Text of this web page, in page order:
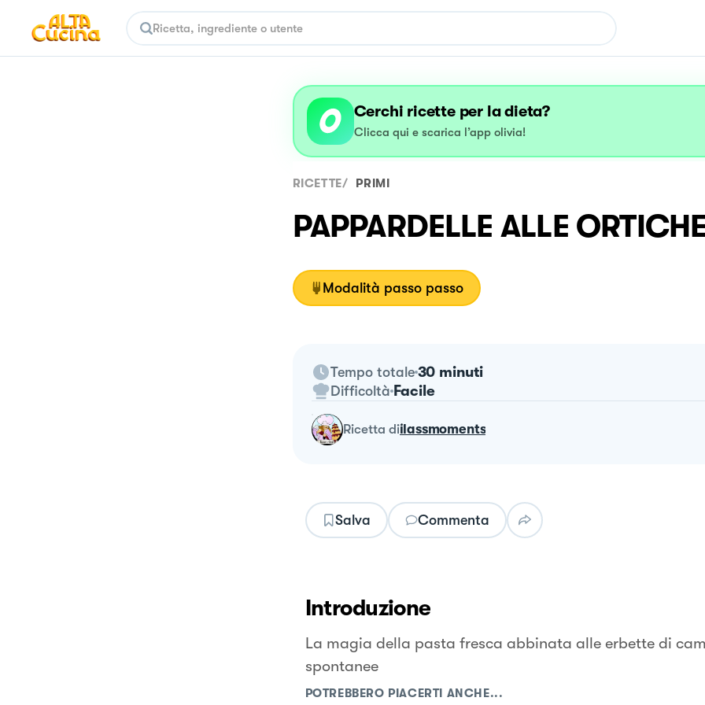
Cerchi ricette per la dieta?
Clicca qui e scarica l’app olivia!
RICETTE/ PRIMI
PAPPARDELLE ALLE
Modalità passo passo
Tempo totale 30 minuti
Difficoltà Facile
ricetta diilassmoments
Salva Commenta
Introduzione
La magia della pasta fresca abbinata alle erbette di
spontanee
POTREBBERO PIACERTI ANCHE...